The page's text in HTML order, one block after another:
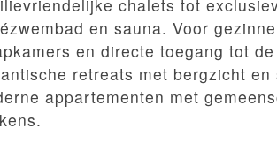
chalets tot
en sauna. Voor
en directe toegang tot
retreats met bergzicht
appartementen met